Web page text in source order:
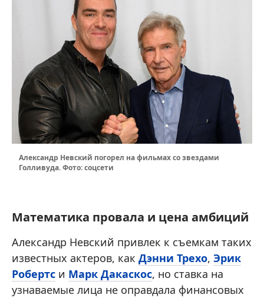
Александр Невский погорел на фильмах со звездами
Голливуда. Фото: соцсети
Математика провала и цена амбиций
Александр Невский привлек к съемкам таких
известных актеров, как Дэнни Трехо, Эрик
Робертс и Марк Дакаскос, но ставка на
узнаваемые лица не оправдала финансовых